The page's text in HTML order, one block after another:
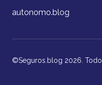
autonomo.blog
©Seguros.blog 2026.